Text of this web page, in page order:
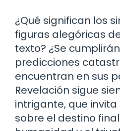
¿Qué significan los
figuras alegóricas
texto? ¿Se
predicciones
encuentran en sus
Revelación sigue
intrigante, que
sobre el destino